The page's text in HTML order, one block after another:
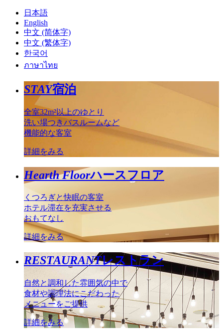
日本語
English
中文 (简体字)
中文 (繁体字)
한국어
ภาษาไทย
STAY宿泊
全室32m²以上のゆとり
洗い場つきバスルームなど
機能的な客室
詳細をみる
Hearth Floorハースフロア
くつろぎと快眠の客室
ホテル滞在を充実させる
おもてなし
詳細をみる
RESTAURANTレストラン
自然と調和した雰囲気の中で
食材や調理法にこだわった
メニューをご提供
詳細をみる